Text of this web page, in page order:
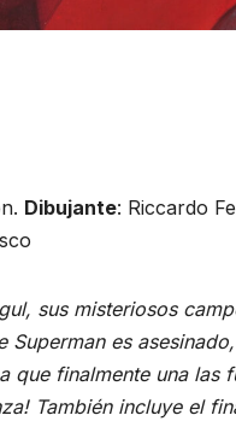
Dibujante: Riccardo
sus misteriosos
es
que finalmente una
También incluye el